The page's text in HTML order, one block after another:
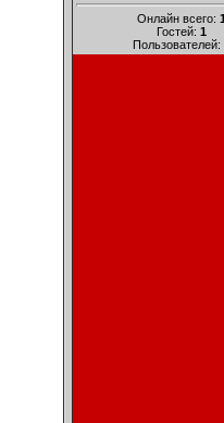
Онлайн всего: 1
Гостей: 1
Пользователей: